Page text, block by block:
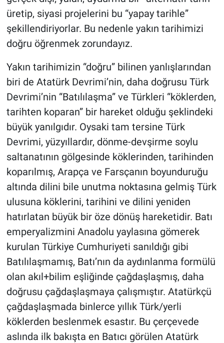
üretip, siyasi projelerini bu “yapay tarihle”
şekillendiriyorlar. Bu nedenle yakın tarihimizi
doğru öğrenmek zorundayız.
Yakın tarihimizin “doğru” bilinen yanlışlarından
biri de Atatürk Devrimi’nin, daha doğrusu Türk
Devrimi’nin “Batılılaşma” ve Türkleri “köklerden,
tarihten koparan” bir hareket olduğu şeklindeki
büyük yanılgıdır. Oysaki tam tersine Türk
Devrimi, yüzyıllardır, dönme-devşirme soylu
saltanatının gölgesinde köklerinden, tarihinden
koparılmış, Arapça ve Farsçanın boyunduruğu
altında dilini bile unutma noktasına gelmiş Türk
ulusuna köklerini, tarihini ve dilini yeniden
hatırlatan büyük bir öze dönüş hareketidir. Batı
emperyalizmini Anadolu yaylasına gömerek
kurulan Türkiye Cumhuriyeti sanıldığı gibi
Batılılaşmamış, Batı’nın da aydınlanma formülü
olan akıl+bilim eşliğinde çağdaşlaşmış, daha
doğrusu çağdaşlaşmaya çalışmıştır. Atatürkçü
çağdaşlaşmada binlerce yıllık Türk/yerli
köklerden beslenmek esastır. Bu çerçevede
aslında ilk bakışta en Batıcı görülen Atatürk